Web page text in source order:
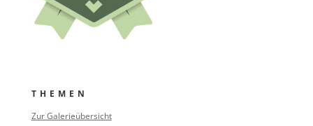
THEMEN
Zur Galerieübersicht